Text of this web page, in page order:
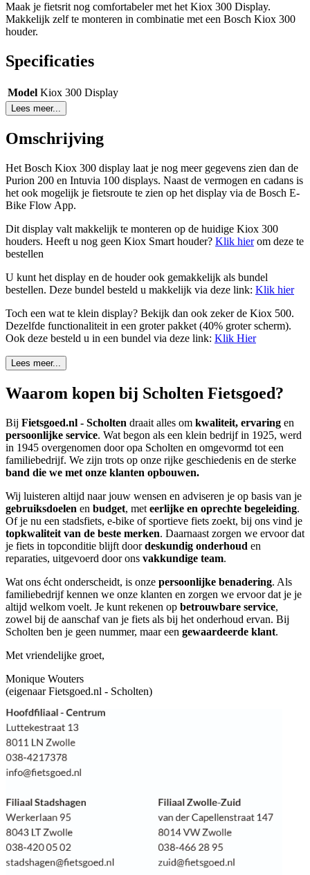
Maak je fietsrit nog comfortabeler met het Kiox 300 Display.
Makkelijk zelf te monteren in combinatie met een Bosch Kiox 300
houder.
Specificaties
Model Kiox 300 Display
Lees meer...
Omschrijving
Het Bosch Kiox 300 display laat je nog meer gegevens zien dan de
Purion 200 en Intuvia 100 displays. Naast de vermogen en cadans is
het ook mogelijk je fietsroute te zien op het display via de Bosch E-
Bike Flow App.
Dit display valt makkelijk te monteren op de huidige Kiox 300
houders. Heeft u nog geen Kiox Smart houder? Klik hierom deze te
bestellen
U kunt het display en de houder ook gemakkelijk als bundel
bestellen. Deze bundel besteld u makkelijk via deze link: Klik hier
Toch een wat te klein display? Bekijk dan ook zeker de Kiox 500.
Dezelfde functionaliteit in een groter pakket (40% groter scherm).
Ook deze besteld u in een bundel via deze link: Klik Hier
Lees meer...
Waarom kopen bij Scholten Fietsgoed?
Bij Fietsgoed.nl - Scholten draait alles om kwaliteit, ervaring en
persoonlijke service. Wat begon als een klein bedrijf in 1925, werd
in 1945 overgenomen door opa Scholten en omgevormd tot een
familiebedrijf. We zijn trots op onze rijke geschiedenis en de sterke
band die we met onze klanten opbouwen.
Wij luisteren altijd naar jouw wensen en adviseren je op basis van je
gebruiksdoelen en budget, met eerlijke en oprechte begeleiding.
Of je nu een stadsfiets, e-bike of sportieve fiets zoekt, bij ons vind je
topkwaliteit van de beste merken. Daarnaast zorgen we ervoor dat
je fiets in topconditie blijft doordeskundig onderhoud en
reparaties, uitgevoerd door ons vakkundige team.
Wat ons écht onderscheidt, is onze persoonlijke benadering. Als
familiebedrijf kennen we onze klanten en zorgen we ervoor dat je je
altijd welkom voelt. Je kunt rekenen op betrouwbare service,
zowel bij de aanschaf van je fiets als bij het onderhoud ervan. Bij
Scholten ben je geen nummer, maar een gewaardeerde klant.
Met vriendelijke groet,
Monique Wouters
(eigenaar Fietsgoed.nl - Scholten)